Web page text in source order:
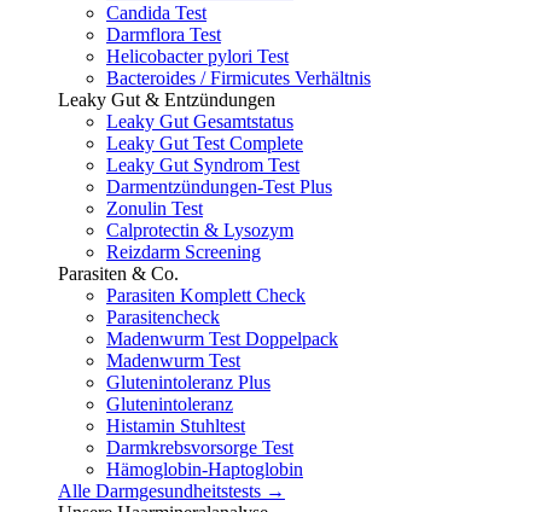
Candida Test
Darmflora Test
Helicobacter pylori Test
Bacteroides / Firmicutes Verhältnis
Leaky Gut & Entzündungen
Leaky Gut Gesamtstatus
Leaky Gut Test Complete
Leaky Gut Syndrom Test
Darmentzündungen-Test Plus
Zonulin Test
Calprotectin & Lysozym
Reizdarm Screening
Parasiten & Co.
Parasiten Komplett Check
Parasitencheck
Madenwurm Test Doppelpack
Madenwurm Test
Glutenintoleranz Plus
Glutenintoleranz
Histamin Stuhltest
Darmkrebsvorsorge Test
Hämoglobin-Haptoglobin
Alle Darmgesundheitstests →